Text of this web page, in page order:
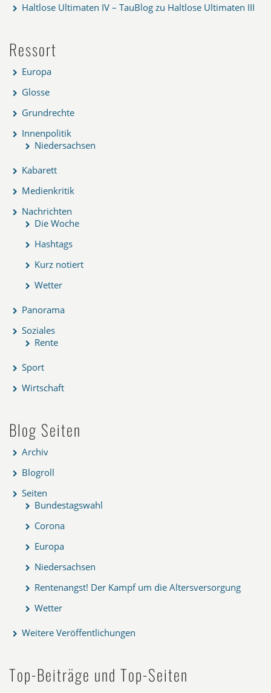
Haltlose Ultimaten IV – TauBlog zu Haltlose Ultimaten III
Ressort
Europa
Glosse
Grundrechte
Innenpolitik
Niedersachsen
Kabarett
Medienkritik
Nachrichten
Die Woche
Hashtags
Kurz notiert
Wetter
Panorama
Soziales
Rente
Sport
Wirtschaft
Blog Seiten
Archiv
Blogroll
Seiten
Bundestagswahl
Corona
Europa
Niedersachsen
Rentenangst! Der Kampf um die Altersversorgung
Wetter
Weitere Veröffentlichungen
Top-Beiträge und Top-Seiten